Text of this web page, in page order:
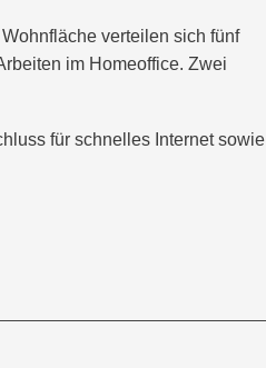
verteilen sich fünf
im Homeoffice. Zwei
für schnelles Internet sowie